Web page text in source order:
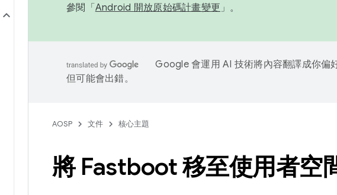
參閱「 Android 開放原始碼計畫變更 」。
Google 會運用 AI 技術將內容翻譯成你偏
但可能會出錯。
AOSP 文件 核心主題
將 Fastboot 移至使用者空